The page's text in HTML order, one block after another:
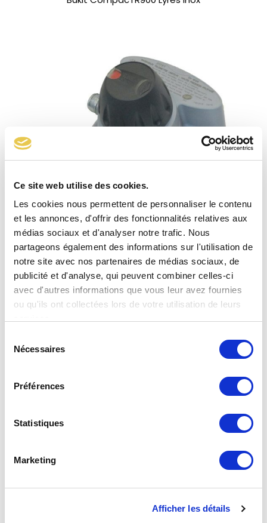
Ce site web utilise des cookies.
Les cookies nous permettent de personnaliser le contenu
et les annonces, d'offrir des fonctionnalités relatives aux
médias sociaux et d'analyser notre trafic. Nous
partageons également des informations sur l'utilisation de
notre site avec nos partenaires de médias sociaux, de
publicité et d'analyse, qui peuvent combiner celles-ci
avec d'autres informations que vous leur avez fournies
ou qu'ils ont collectées lors de votre utilisation de leurs
Nécessaires
Préférences
Statistiques
Marketing
Afficher les détails
Kit inverseur 2175T Lyres élastomère